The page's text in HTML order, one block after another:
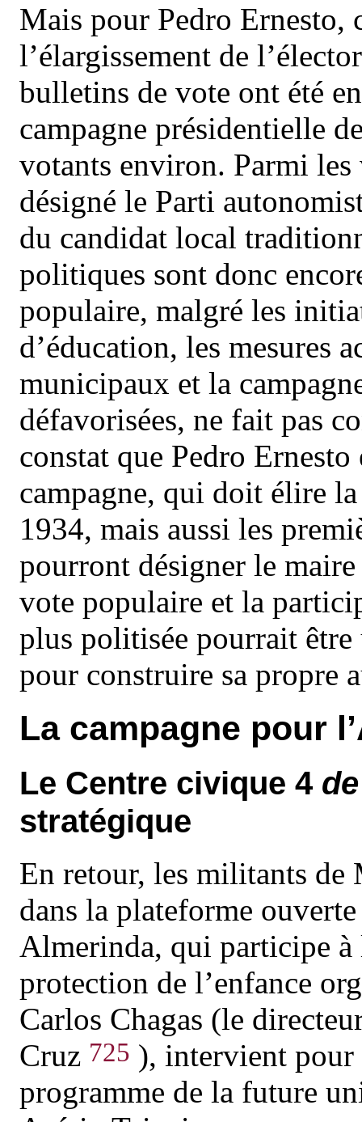
Mais pour Pedro Ernesto,
l’élargissement de
bulletins de vote ont été
campagne présidentielle
votants environ. Parmi
désigné le Parti
du candidat local
politiques sont donc
populaire, malgré les
d’éducation, les mesures
municipaux et la
défavorisées, ne fait pas
constat que Pedro
campagne, qui doit élire
1934, mais aussi les
pourront désigner le
vote populaire et la
plus politisée pourrait être
pour construire sa propre
La campagne pour
Le Centre civique 4
stratégique
En retour, les militants de
dans la plateforme
Almerinda, qui participe à
protection de l’enfance
Carlos Chagas (le
Cruz 725 ), intervient pour
programme de la future